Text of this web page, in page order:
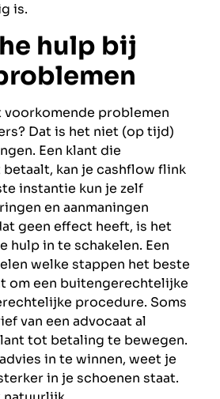
is.
hulp bij
voorkomende problemen
Dat is het niet (op tijd)
Een klant die
kan je cashflow flink
instantie kun je zelf
en aanmaningen
geen effect heeft, is het
hulp in te schakelen. Een
welke stappen het beste
om een buitengerechtelijke
procedure. Soms
van een advocaat al
tot betaling te bewegen.
in te winnen, weet je
in je schoenen staat.